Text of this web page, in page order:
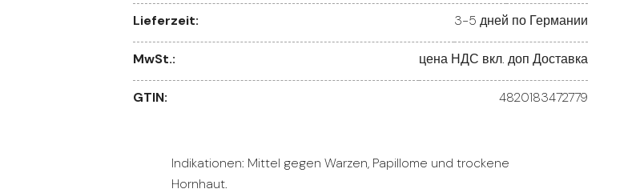
Lieferzeit: 3-5 дней по Германии
MwSt.: цена НДС вкл. доп Доставка
GTIN: 4820183472779
Indikationen: Mittel gegen Warzen, Papillome und trockene
Hornhaut.